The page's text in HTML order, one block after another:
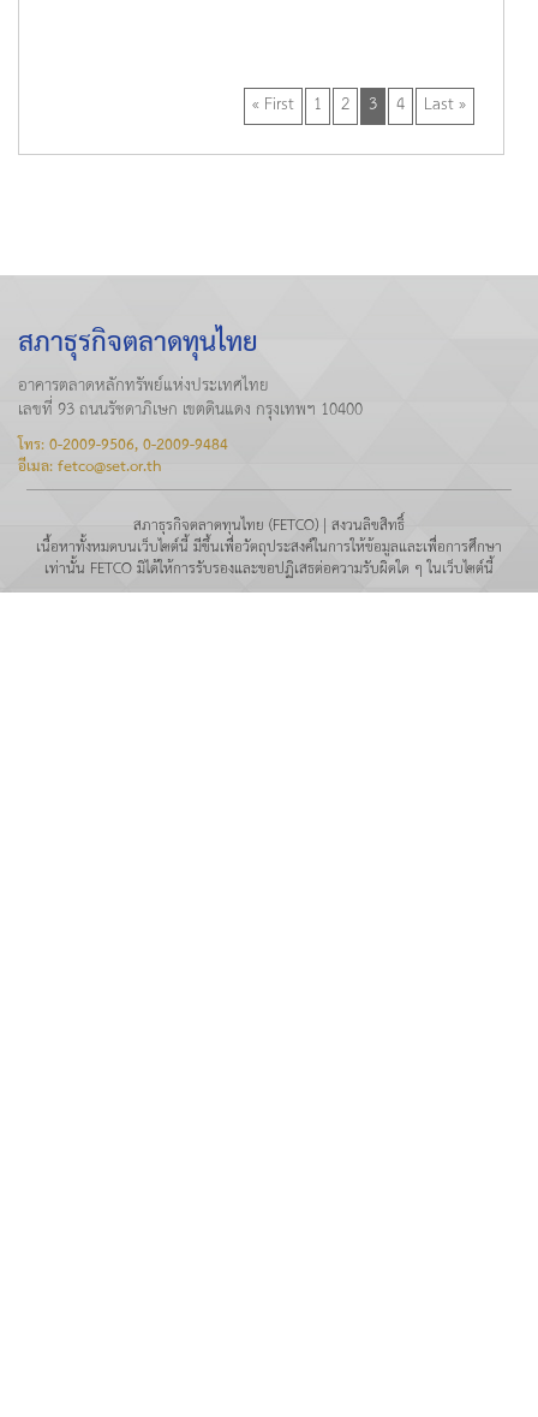
« First 1 2 3 4 Last »
สภาธุรกิจตลาดทุนไทย
อาคารตลาดหลักทรัพย์แห่งประเทศไทย
เลขที่ 93 ถนนรัชดาภิเษก เขตดินแดง กรุงเทพฯ 10400
โทร: 0-2009-9506, 0-2009-9484
อีเมล: fetco@set.or.th
สภาธุรกิจตลาดทุนไทย (FETCO) | สงวนลิขสิทธิ์
เนื้อหาทั้งหมดบนเว็บไซต์นี้ มีขึ้นเพื่อวัตถุประสงค์ในการให้ข้อมูลและเพื่อการศึกษา
เท่านั้น FETCO มิได้ให้การรับรองและขอปฏิเสธต่อความรับผิดใด ๆ ในเว็บไซต์นี้